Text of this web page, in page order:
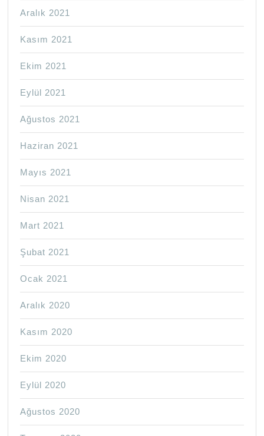
Aralık 2021
Kasım 2021
Ekim 2021
Eylül 2021
Ağustos 2021
Haziran 2021
Mayıs 2021
Nisan 2021
Mart 2021
Şubat 2021
Ocak 2021
Aralık 2020
Kasım 2020
Ekim 2020
Eylül 2020
Ağustos 2020